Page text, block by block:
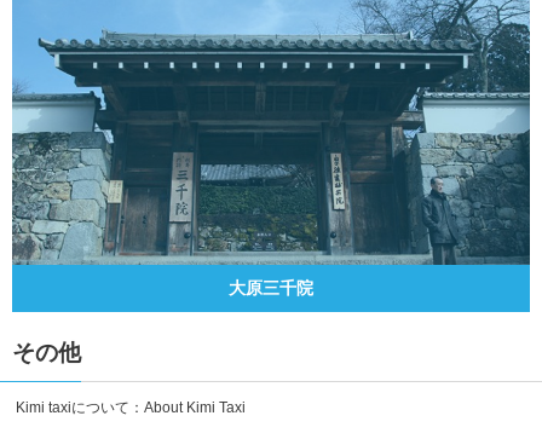
大原三千院
その他
Kimi taxiについて：About Kimi Taxi